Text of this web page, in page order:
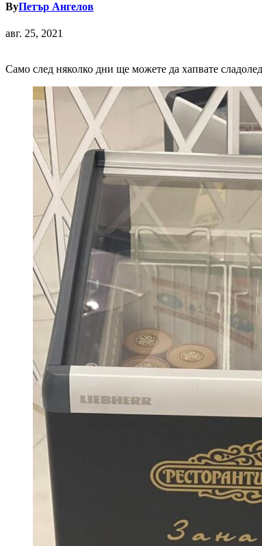
ByПетър Ангелов
авг. 25, 2021
Само след няколко дни ще можете да хапвате